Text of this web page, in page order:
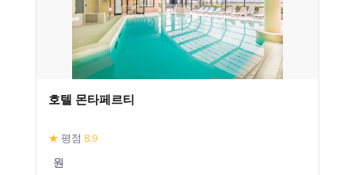
호텔 몬타페르티
★ 평점 8.9